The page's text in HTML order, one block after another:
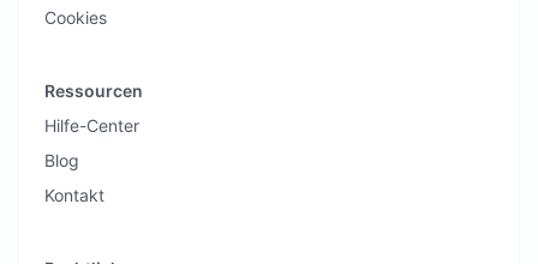
Cookies
Ressourcen
Hilfe-Center
Blog
Kontakt